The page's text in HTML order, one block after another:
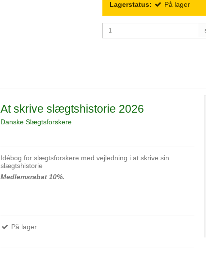
Lagerstatus: På lager
At skrive slægtshistorie 2026
Danske Slægtsforskere
Idébog for slægtsforskere med vejledning i at skrive sin
slægtshistorie
Medlemsrabat 10%.
På lager